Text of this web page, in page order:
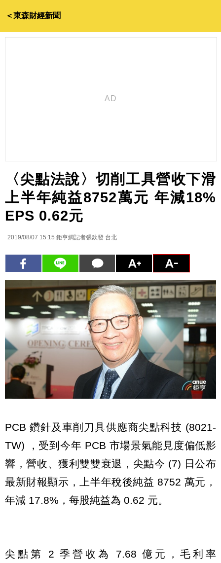
＜東森財經新聞
〈尖點法說〉切削工具營收下滑
上半年純益8752萬元 年減18%
EPS 0.62元
2019/08/07 15:15 鉅亨網記者張欽發 台北
PCB 鑽針及車削刀具供應商尖點科技 (8021-
TW) ，受到今年 PCB 市場景氣能見度偏低影
響，營收、獲利雙雙衰退，尖點今 (7) 日公布
最新財報顯示，上半年稅後純益 8752 萬元，
年減 17.8%，每股純益為 0.62 元。
尖點第 2 季營收為 7.68 億元，毛利率